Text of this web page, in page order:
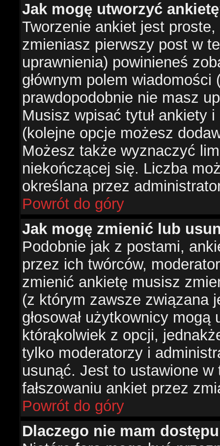
Jak mogę utworzyć
Tworzenie ankiet jest
zmieniasz pierwszy post w
uprawnienia) powinieneś
głównym polem
prawdopodobnie nie masz
Musisz wpisać tytuł ankiety
(kolejne opcje możesz
Możesz także wyznaczyć
niekończącej się. Liczba
określana przez
Powrót do góry
Jak mogę zmienić lub
Podobnie jak z postami,
przez ich twórców,
zmienić ankietę musisz
(z którym zawsze związana
głosował użytkownicy
którąkolwiek z opcji,
tylko moderatorzy i
usunąć. Jest to ustawione
fałszowaniu ankiet przez
Powrót do góry
Dlaczego nie mam